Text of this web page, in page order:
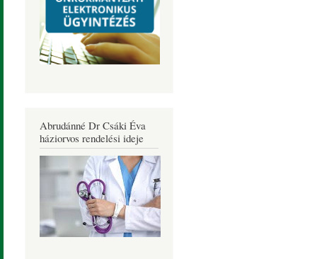
Abrudánné Dr Csáki Éva
háziorvos rendelési ideje